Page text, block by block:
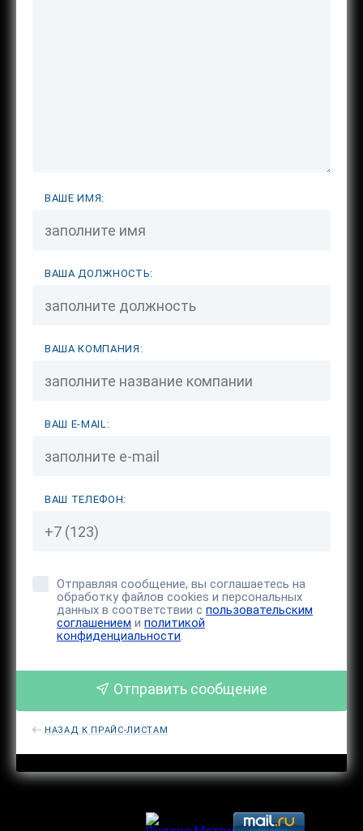
ВАШЕ ИМЯ:
ВАША ДОЛЖНОСТЬ:
ВАША КОМПАНИЯ:
ВАШ E-MAIL:
ВАШ ТЕЛЕФОН:
Отправляя сообщение, вы соглашаетесь на
обработку файлов cookies и персональных
данных в соответствии с пользовательским
соглашением и политикой
конфиденциальности.
Отправить сообщение
НАЗАД К ПРАЙС-ЛИСТАМ